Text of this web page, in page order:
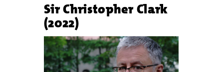
Sir Christopher Clark
(2022)